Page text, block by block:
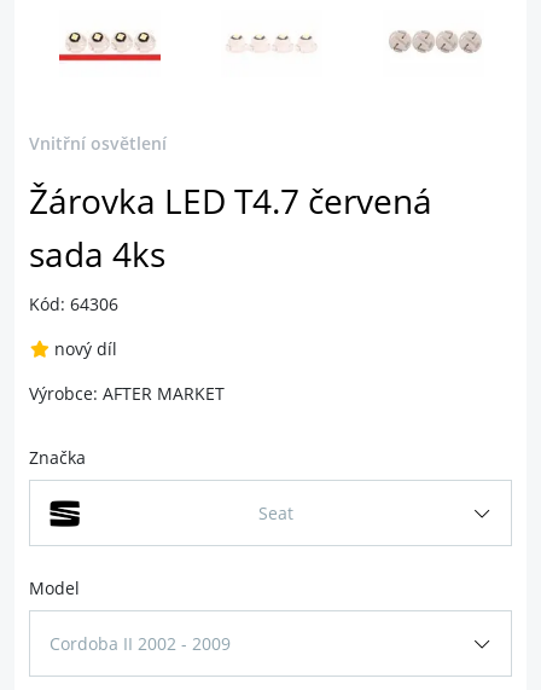
Vnitřní osvětlení
Žárovka LED T4.7 červená
sada 4ks
Kód: 64306
nový díl
Výrobce: AFTER MARKET
Značka
Seat
Model
Cordoba II 2002 - 2009